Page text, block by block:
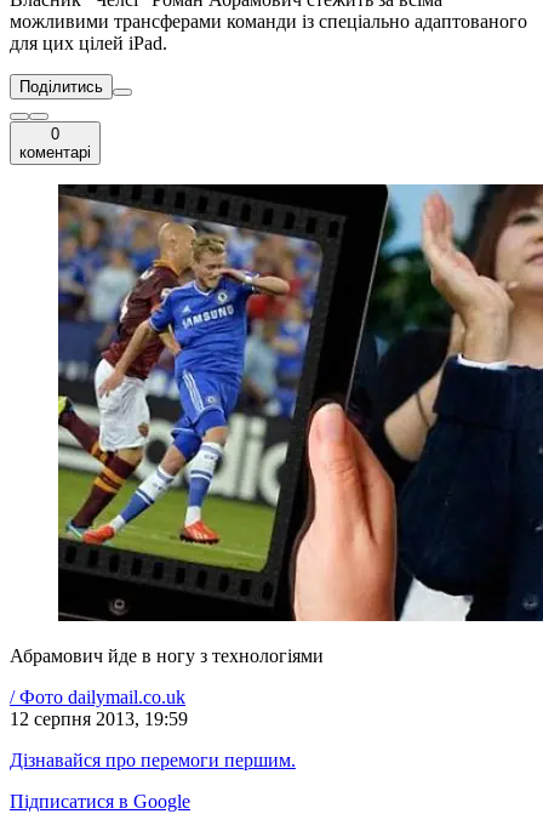
можливими трансферами команди із спеціально адаптованого
для цих цілей iPad.
Поділитись
0
коментарі
Абрамович йде в ногу з технологіями
/Фото dailymail.co.uk
12 серпня 2013, 19:59
Дізнавайся про перемоги першим.
Підписатися в Google